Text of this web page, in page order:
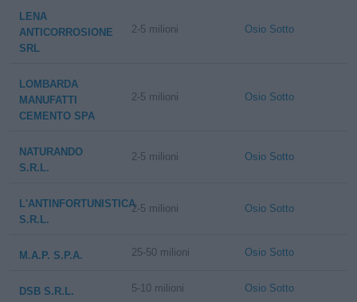
LENA
ANTICORROSIONE
SRL
2-5 milioni Osio Sotto
LOMBARDA
MANUFATTI
CEMENTO SPA
2-5 milioni Osio Sotto
NATURANDO
S.R.L.
2-5 milioni Osio Sotto
L'ANTINFORTUNISTICA
S.R.L.
2-5 milioni Osio Sotto
M.A.P. S.P.A. 25-50 milioni Osio Sotto
DSB S.R.L. 5-10 milioni Osio Sotto